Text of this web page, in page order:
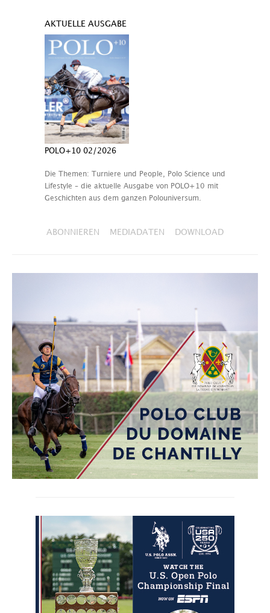
AKTUELLE AUSGABE
POLO+10 02/2026
Die Themen: Turniere und People, Polo Science und
Lifestyle – die aktuelle Ausgabe von POLO+10 mit
Geschichten aus dem ganzen Polouniversum.
ABONNIEREN MEDIADATEN DOWNLOAD